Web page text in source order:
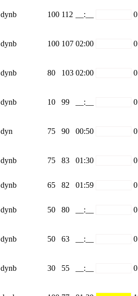
dynb 100 112 __:__ 0
dynb 100 107 02:00 0
dynb 80 103 02:00 0
dynb 10 99 __:__ 0
dyn 75 90 00:50 0
dynb 75 83 01:30 0
dynb 65 82 01:59 0
dynb 50 80 __:__ 0
dynb 50 63 __:__ 0
dynb 30 55 __:__ 0